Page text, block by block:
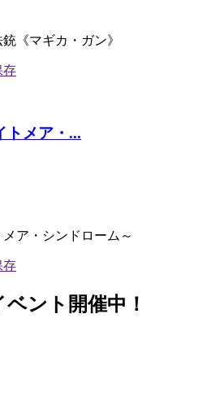
《マギカ・ガン》
トメア・...
ア・シンドローム～
ント開催中！